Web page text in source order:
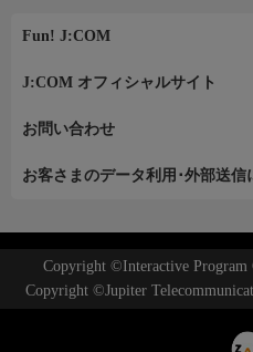
Fun! J:COM
J:COM オフィシャルサイト
お問い合わせ
お客さまのデータ利用･外部送信
Copyright ©Interactive Program
Copyright ©Jupiter